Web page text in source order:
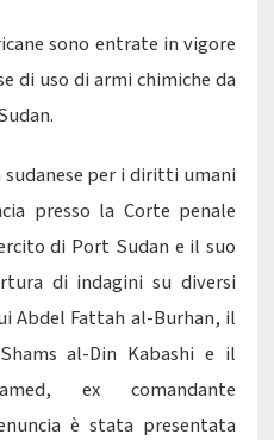
sono entrate in vigore
di uso di armi chimiche da
per i diritti umani
presso la Corte penale
di Port Sudan e il suo
di indagini su diversi
Abdel Fattah al-Burhan, il
al-Din Kabashi e il
ex comandante
è stata presentata